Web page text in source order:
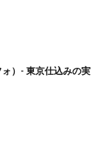
）- 東京仕込みの実